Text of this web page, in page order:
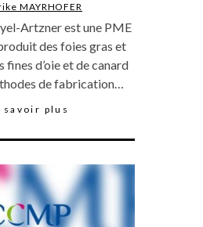
MAYRHOFER
Artzner est une PME
des foies gras et
fines d’oie et de canard
de fabrication…
savoir plus